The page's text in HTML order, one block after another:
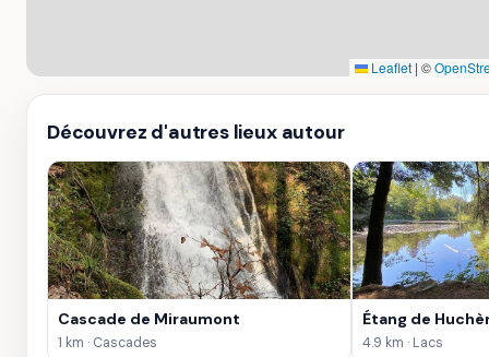
Leaflet | ©
Découvrez d'autres lieux autour
Cascade de Miraumont
1 km · Cascades
Étang de
4.9 km · Lacs